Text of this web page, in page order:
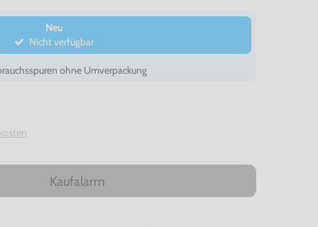
Neu
Nicht verfügbar
ohne Umverpackung
Kaufalarm